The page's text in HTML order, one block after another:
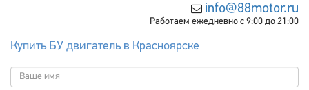
info@88motor.ru
Работаем ежедневно с 9:00 до 21:00
Купить БУ двигатель в Красноярске